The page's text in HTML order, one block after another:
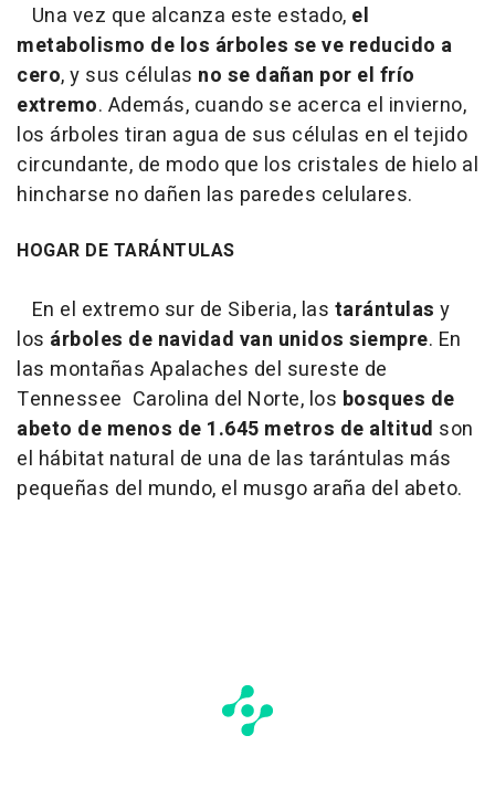
Una vez que alcanza este estado, el
metabolismo de los árboles se ve reducido a
cero, y sus células no se dañan por el frío
extremo. Además, cuando se acerca el invierno,
los árboles tiran agua de sus células en el tejido
circundante, de modo que los cristales de hielo al
hincharse no dañen las paredes celulares.
HOGAR DE TARÁNTULAS
En el extremo sur de Siberia, las tarántulas y
los árboles de navidad van unidos siempre. En
las montañas Apalaches del sureste de
Tennessee Carolina del Norte, los bosques de
abeto de menos de 1.645 metros de altitud son
el hábitat natural de una de las tarántulas más
pequeñas del mundo, el musgo araña del abeto.